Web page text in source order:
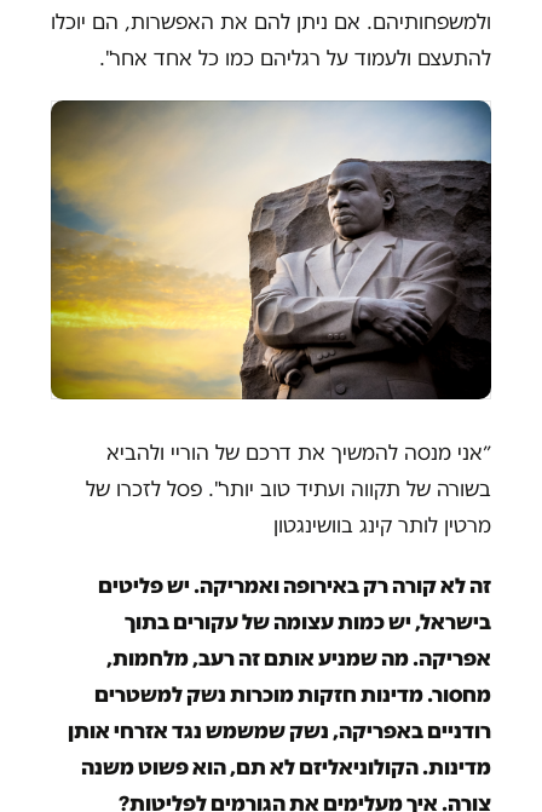
ולמשפחותיהם. אם ניתן להם את האפשרות, הם יוכלו
להתעצם ולעמוד על רגליהם כמו כל אחד אחר".
״אני מנסה להמשיך את דרכם של הוריי ולהביא
בשורה של תקווה ועתיד טוב יותר". פסל לזכרו של
מרטין לותר קינג בוושינגטון
זה לא קורה רק באירופה ואמריקה. יש פליטים
בישראל, יש כמות עצומה של עקורים בתוך
אפריקה. מה שמניע אותם זה רעב, מלחמות,
מחסור. מדינות חזקות מוכרות נשק למשטרים
רודניים באפריקה, נשק שמשמש נגד אזרחי אותן
מדינות. הקולוניאליזם לא תם, הוא פשוט משנה
צורה. איך מעלימים את הגורמים לפליטות?